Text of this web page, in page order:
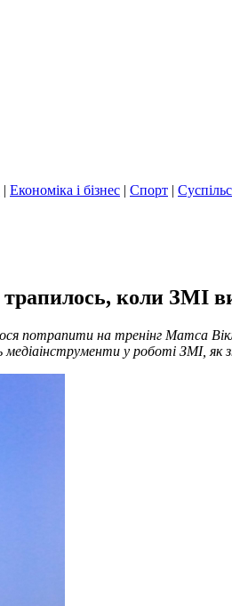
| Економіка і бізнес | Спорт |
коли ЗМІ
потрапити на тренінг Матса
у роботі ЗМІ, як